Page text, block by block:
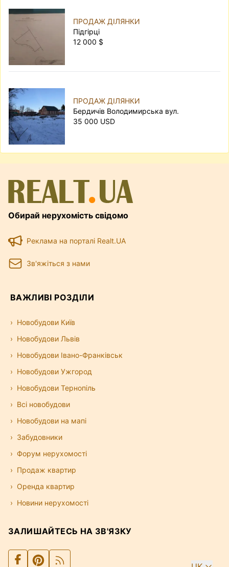
ПРОДАЖ ДІЛЯНКИ
Підгірці
12 000 $
ПРОДАЖ ДІЛЯНКИ
Бердичів Володимирська вул.
35 000 USD
Обирай нерухомість свідомо
Реклама на порталі Realt.UA
Зв'яжіться з нами
ВАЖЛИВІ РОЗДІЛИ
Новобудови Київ
Новобудови Львів
Новобудови Івано-Франківськ
Новобудови Ужгород
Новобудови Тернопіль
Всі новобудови
Новобудови на мапі
Забудовники
Форум нерухомості
Продаж квартир
Оренда квартир
Новини нерухомості
ЗАЛИШАЙТЕСЬ НА ЗВ'ЯЗКУ